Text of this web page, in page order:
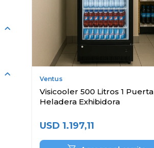
Ventus
Visicooler 500 Litros 1 Puerta
Heladera Exhibidora
USD 1.197,11